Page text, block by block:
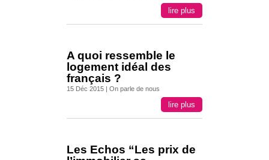
lire plus
A quoi ressemble le
logement idéal des
français ?
15 Déc 2015| On parle de nous
lire plus
Les Echos “Les prix de